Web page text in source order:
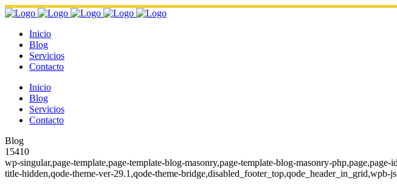
Inicio
Blog
Servicios
Contacto
Inicio
Blog
Servicios
Contacto
Blog
15410
wp-singular,page-template,page-template-blog-masonry,page-template-blog-masonry-
title-hidden,qode-theme-ver-29.1,qode-theme-bridge,disabled_footer_top,qode_header_in_grid,wpb-